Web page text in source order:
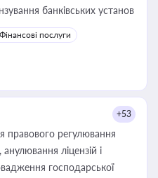
банківських установ
Фінансові послуги
+53
правового регулювання
ліцензій і
господарської